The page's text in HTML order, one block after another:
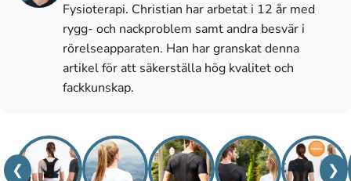
Fysioterapi. Christian har arbetat i 12 år med
rygg- och nackproblem samt andra besvär i
rörelseapparaten. Han har granskat denna
artikel för att säkerställa hög kvalitet och
fackkunskap.
❮ ❯